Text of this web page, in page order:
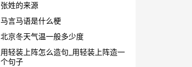
张姓的来源
马言马语是什么梗
北京冬天气温一般多少度
用轻装上阵怎么造句_用轻装上阵造一
个句子